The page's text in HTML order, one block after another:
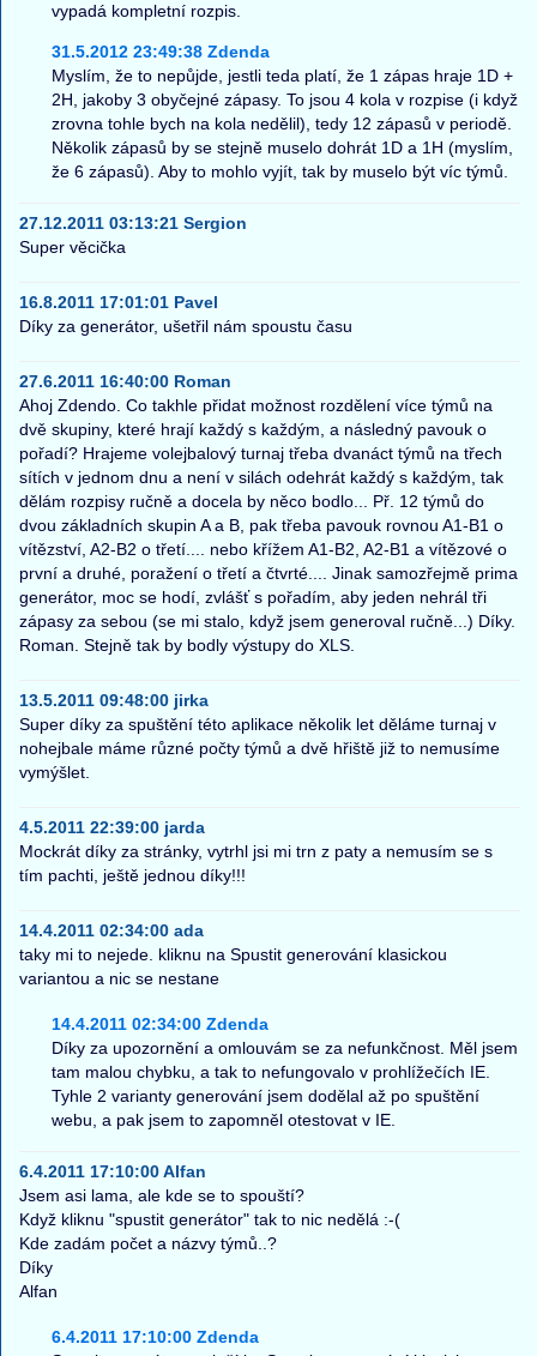
vypadá kompletní rozpis.
31.5.2012 23:49:38 Zdenda
Myslím, že to nepůjde, jestli teda platí, že 1 zápas hraje 1D +
2H, jakoby 3 obyčejné zápasy. To jsou 4 kola v rozpise (i když
zrovna tohle bych na kola nedělil), tedy 12 zápasů v periodě.
Několik zápasů by se stejně muselo dohrát 1D a 1H (myslím,
že 6 zápasů). Aby to mohlo vyjít, tak by muselo být víc týmů.
27.12.2011 03:13:21 Sergion
Super věcička
16.8.2011 17:01:01 Pavel
Díky za generátor, ušetřil nám spoustu času
27.6.2011 16:40:00 Roman
Ahoj Zdendo. Co takhle přidat možnost rozdělení více týmů na
dvě skupiny, které hrají každý s každým, a následný pavouk o
pořadí? Hrajeme volejbalový turnaj třeba dvanáct týmů na třech
sítích v jednom dnu a není v silách odehrát každý s každým, tak
dělám rozpisy ručně a docela by něco bodlo... Př. 12 týmů do
dvou základních skupin A a B, pak třeba pavouk rovnou A1-B1 o
vítězství, A2-B2 o třetí.... nebo křížem A1-B2, A2-B1 a vítězové o
první a druhé, poražení o třetí a čtvrté.... Jinak samozřejmě prima
generátor, moc se hodí, zvlášť s pořadím, aby jeden nehrál tři
zápasy za sebou (se mi stalo, když jsem generoval ručně...) Díky.
Roman. Stejně tak by bodly výstupy do XLS.
13.5.2011 09:48:00 jirka
Super díky za spuštění této aplikace několik let děláme turnaj v
nohejbale máme různé počty týmů a dvě hřiště již to nemusíme
vymýšlet.
4.5.2011 22:39:00 jarda
Mockrát díky za stránky, vytrhl jsi mi trn z paty a nemusím se s
tím pachti, ještě jednou díky!!!
14.4.2011 02:34:00 ada
taky mi to nejede. kliknu na Spustit generování klasickou
variantou a nic se nestane
14.4.2011 02:34:00 Zdenda
Díky za upozornění a omlouvám se za nefunkčnost. Měl jsem
tam malou chybku, a tak to nefungovalo v prohlížečích IE.
Tyhle 2 varianty generování jsem dodělal až po spuštění
webu, a pak jsem to zapomněl otestovat v IE.
6.4.2011 17:10:00 Alfan
Jsem asi lama, ale kde se to spouští?
Když kliknu "spustit generátor" tak to nic nedělá :-(
Kde zadám počet a názvy týmů..?
Díky
Alfan
6.4.2011 17:10:00 Zdenda